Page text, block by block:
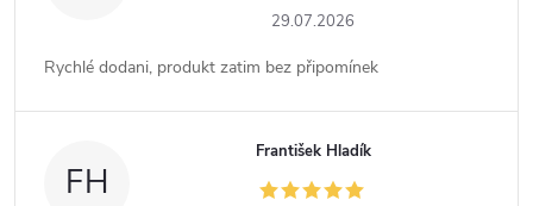
29.07.2026
Rychlé dodani, produkt zatim bez připomínek
FH
František Hladík